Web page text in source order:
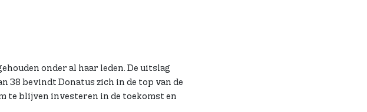
onder al haar leden. De uitslag
38 bevindt Donatus zich in de top van de
te blijven investeren in de toekomst en